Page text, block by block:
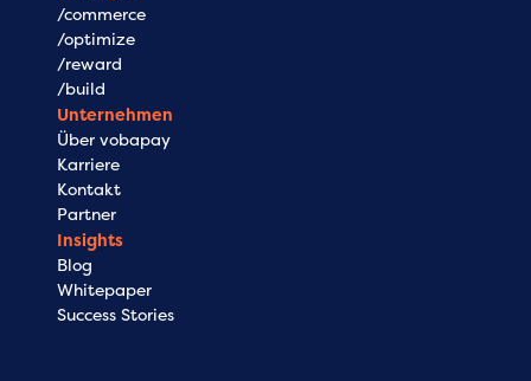
/commerce
/optimize
/reward
/build
Unternehmen
Über vobapay
Karriere
Kontakt
Partner
Insights
Blog
Whitepaper
Success Stories